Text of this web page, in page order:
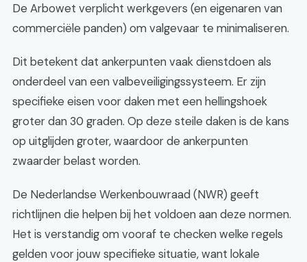
De Arbowet verplicht werkgevers (en eigenaren van
commerciële panden) om valgevaar te minimaliseren.
Dit betekent dat ankerpunten vaak dienstdoen als
onderdeel van een valbeveiligingssysteem. Er zijn
specifieke eisen voor daken met een hellingshoek
groter dan 30 graden. Op deze steile daken is de kans
op uitglijden groter, waardoor de ankerpunten
zwaarder belast worden.
De Nederlandse Werkenbouwraad (NWR) geeft
richtlijnen die helpen bij het voldoen aan deze normen.
Het is verstandig om vooraf te checken welke regels
gelden voor jouw specifieke situatie, want lokale